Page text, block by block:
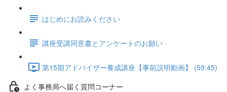
はじめにお読みください
講座受講同意書とアンケートのお願い
第15期アドバイザー養成講座【事前説明動画】 (59:45)
よく事務局へ届く質問コーナー